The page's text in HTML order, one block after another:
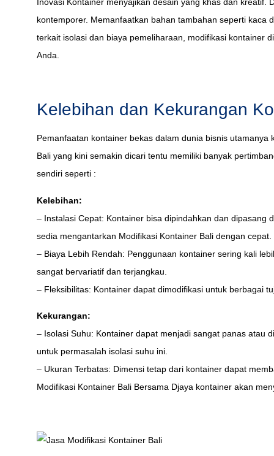
kontemporer. Memanfaatkan bahan tambahan seperti kaca
terkait isolasi dan biaya pemeliharaan, modifikasi kontainer
Anda.
Kelebihan dan Kekurangan
Pemanfaatan kontainer bekas dalam dunia bisnis
Bali yang kini semakin dicari tentu memiliki banyak
sendiri seperti :
Kelebihan:
– Instalasi Cepat: Kontainer bisa dipindahkan dan
sedia mengantarkan Modifikasi Kontainer Bali dengan cepat.
– Biaya Lebih Rendah: Penggunaan kontainer sering kali
sangat bervariatif dan terjangkau.
– Fleksibilitas: Kontainer dapat dimodifikasi untuk berbagai
Kekurangan:
– Isolasi Suhu: Kontainer dapat menjadi sangat panas atau
untuk permasalah isolasi suhu ini.
– Ukuran Terbatas: Dimensi tetap dari kontainer dapat
Modifikasi Kontainer Bali Bersama Djaya kontainer akan